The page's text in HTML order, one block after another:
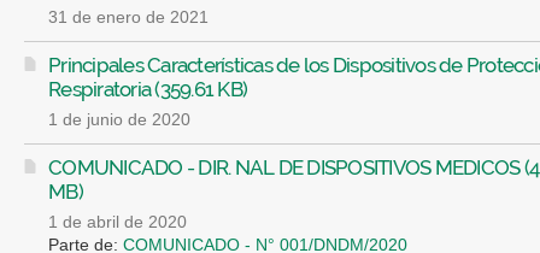
31 de enero de 2021
Principales Características de los Dispositivos de
Respiratoria (359.61 KB)
1 de junio de 2020
COMUNICADO - DIR. NAL DE DISPOSITIVOS MEDICOS
MB)
1 de abril de 2020
Parte de: COMUNICADO - N° 001/DNDM/2020